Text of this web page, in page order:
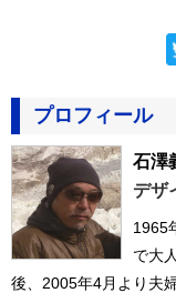
プロフィール
石澤
デザ
1965
で大
後、2005年4月より夫